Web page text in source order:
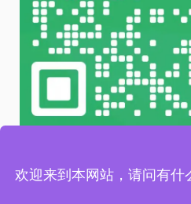
欢迎来到本网站，请问有什